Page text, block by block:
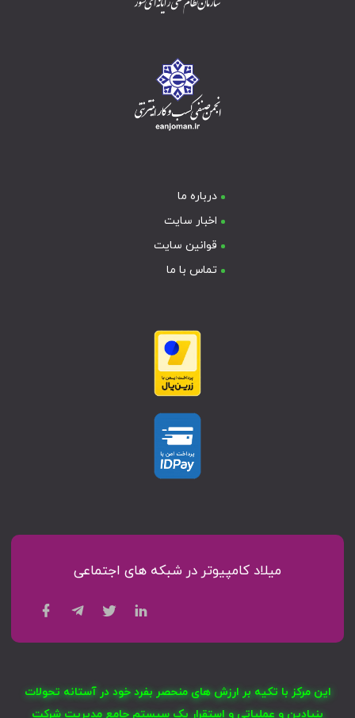
درباره ما
اخبار سایت
قوانین سایت
تماس با ما
میلاد کامپیوتر در شبکه های اجتماعی
این مرکز با تکیه بر ارزش های منحصر بفرد خود در آستانه تحولات
بنیادین و عملیاتی و استقرار یک سیستم جامع مدیریت شرکت